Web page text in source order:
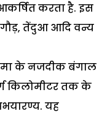
करता है. इस
तेंदुआ आदि वन्य
के नजदीक बंगाल
किलोमीटर तक के
यह